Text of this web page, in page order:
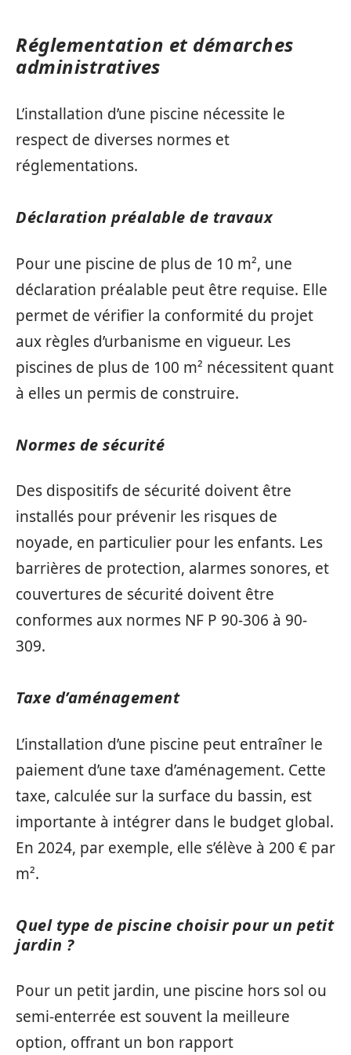
Réglementation et démarches
administratives
L’installation d’une piscine nécessite le
respect de diverses normes et
réglementations.
Déclaration préalable de travaux
Pour une piscine de plus de 10 m², une
déclaration préalable peut être requise. Elle
permet de vérifier la conformité du projet
aux règles d’urbanisme en vigueur. Les
piscines de plus de 100 m² nécessitent quant
à elles un permis de construire.
Normes de sécurité
Des dispositifs de sécurité doivent être
installés pour prévenir les risques de
noyade, en particulier pour les enfants. Les
barrières de protection, alarmes sonores, et
couvertures de sécurité doivent être
conformes aux normes NF P 90-306 à 90-
309.
Taxe d’aménagement
L’installation d’une piscine peut entraîner le
paiement d’une taxe d’aménagement. Cette
taxe, calculée sur la surface du bassin, est
importante à intégrer dans le budget global.
En 2024, par exemple, elle s’élève à 200 € par
m².
Quel type de piscine choisir pour un petit
jardin ?
Pour un petit jardin, une piscine hors sol ou
semi-enterrée est souvent la meilleure
option, offrant un bon rapport